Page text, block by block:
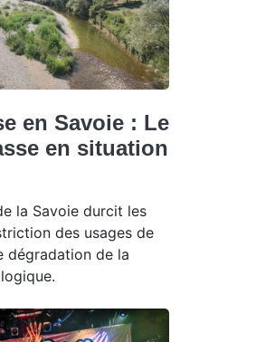
en Savoie : Le
en situation
la Savoie durcit les
des usages de
dégradation de la